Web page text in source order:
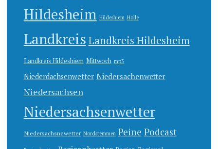
Hildesheim Hildeshiem Holle
Landkreis Landkreis Hildesheim
Landkreis Hildeshiem Mittwoch mp3
Niederdachsenwetter Niedersachenwetter
Niedersachsen
Niedersachsenwetter
Niedersachsnewetter Nordstemmen Peine Podcast